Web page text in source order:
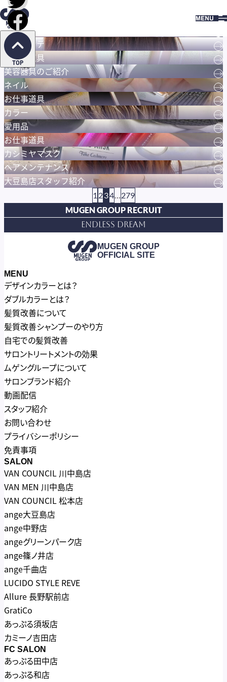
TOP
HOME
ネイルチェンジ
ヘアメンテ︎ →
お仕事道具 →
美容器具のご紹介 →
ネイル →
お仕事道具 →
カラー →
愛用品 →
お仕事道具 →
カシミヤマスク →
ヘアメンテナンス →
大豆島店スタッフ紹介 →
1 234…279
MUGEN GROUP RECRUIT
Endless Dream
MUGEN GROUP
OFFICIAL SITE
MENU
デザインカラーとは？
ダブルカラーとは？
髪質改善について
髪質改善シャンプーのやり方
自宅での髪質改善
サロントリートメントの効果
ムゲングループについて
サロンブランド紹介
動画配信
スタッフ紹介
お問い合わせ
プライバシーポリシー
免責事項
SALON
VAN COUNCIL 川中島店
VAN MEN 川中島店
VAN COUNCIL 松本店
ange大豆島店
ange中野店
angeグリーンパーク店
ange篠ノ井店
ange千曲店
LUCIDO STYLE REVE
Allure 長野駅前店
GratiCo
あっぷる須坂店
カミーノ吉田店
FC SALON
あっぷる田中店
あっぷる和店